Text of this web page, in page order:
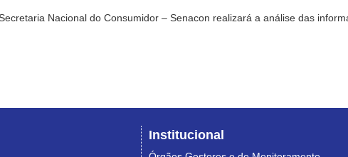
Nacional do Consumidor – Senacon realizará a análise das
Institucional